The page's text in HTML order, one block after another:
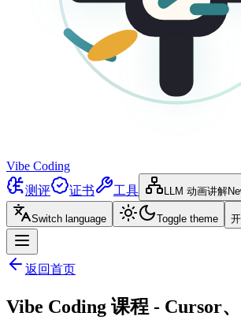
Vibe Coding
测评
证书 工具 LLM 动画讲解
Switch language Toggle theme
返回首页
Vibe Coding 课程 - Cursor